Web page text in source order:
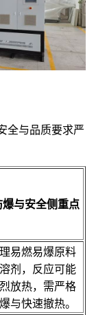
全与品质要求严
爆与安全侧重点
易燃易爆原料
剂，反应可能
放热，需严格
与快速撤热。